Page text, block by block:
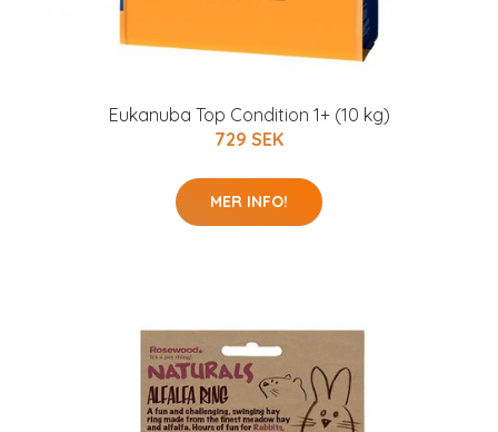
Eukanuba Top Condition 1+ (10 kg)
729 SEK
MER INFO!